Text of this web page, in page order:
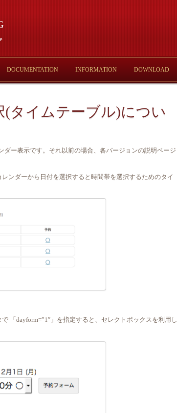
DOCUMENTATION INFORMATION DOWNLOAD
(タイムテーブル)につい
ダー表示です。それ以前の場合、各バージョンの説明ページ
ンダーから日付を選択すると時間帯を選択するためのタイ
「dayform=”1″」を指定すると、セレクトボックスを利用し